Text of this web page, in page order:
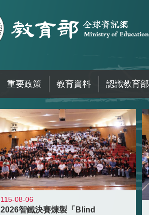
重要政策 教育資料 認識教育部
115-08-06
2026智鐵決賽煉製「Blind